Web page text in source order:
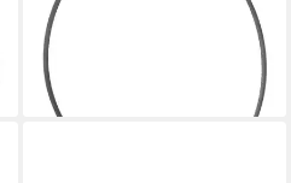
Bandsägeblatt BSB500B15
Maschinen BSB500B15
36,44 €
lieferbar - in 2-3 Werktagen bei dir